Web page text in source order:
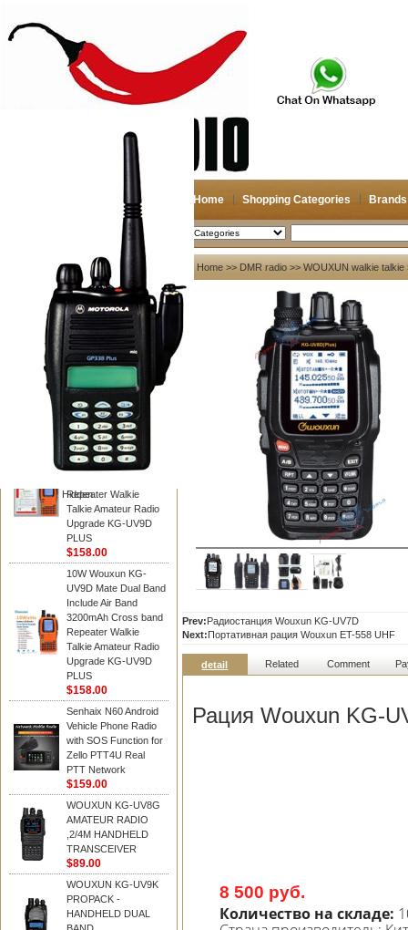
Home Shopping Categories Brands
2026-08-07 Search
Hidden
My account
Register
Login
Shopping Cart(0)
Compare Now(0)
Your Recent History
WOUXUN walkie talkie
10W Wouxun KG-
UV9D Mate Dual Band
Include Air Band
Repeater Walkie
Talkie Amateur Radio
Upgrade KG-UV9D
PLUS
$158.00
10W Wouxun KG-
UV9D Mate Dual Band
Include Air Band
3200mAh Cross band
Repeater Walkie
Talkie Amateur Radio
Upgrade KG-UV9D
PLUS
$158.00
Senhaix N60 Android
Vehicle Phone Radio
with SOS Function for
Zello PTT4U Real
PTT Network
$159.00
WOUXUN KG-UV8G
AMATEUR RADIO
,2/4M HANDHELD
TRANSCEIVER
$89.00
WOUXUN KG-UV9K
PROPACK -
HANDHELD DUAL
Home >> DMR radio >> WOUXUN walkie talkie
Prev:Радиостанция Wouxun KG-UV7D
Next:Портативная рация Wouxun ET-558 UHF
detail Related Comment
Рация Wouxun KG-
8 500 руб.
Количество на складе: